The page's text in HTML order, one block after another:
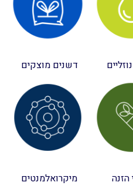
דשנים מוצקים
הזנה מיקרואלמנטים